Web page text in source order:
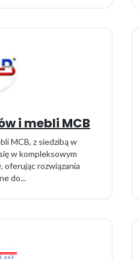
i mebli MCB
MCB, z siedzibą w
w kompleksowym
oferując rozwiązania
do...